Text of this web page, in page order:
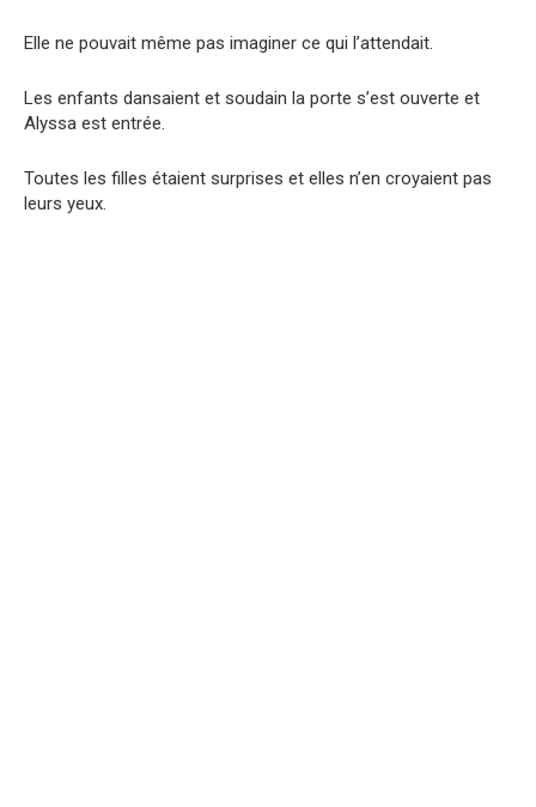
Elle ne pouvait même pas imaginer ce qui l’attendait.
Les enfants dansaient et soudain la porte s’est ouverte et
Alyssa est entrée.
Toutes les filles étaient surprises et elles n’en croyaient pas
leurs yeux.